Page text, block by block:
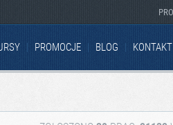
PROMOCJE BLOG
KONTAKT